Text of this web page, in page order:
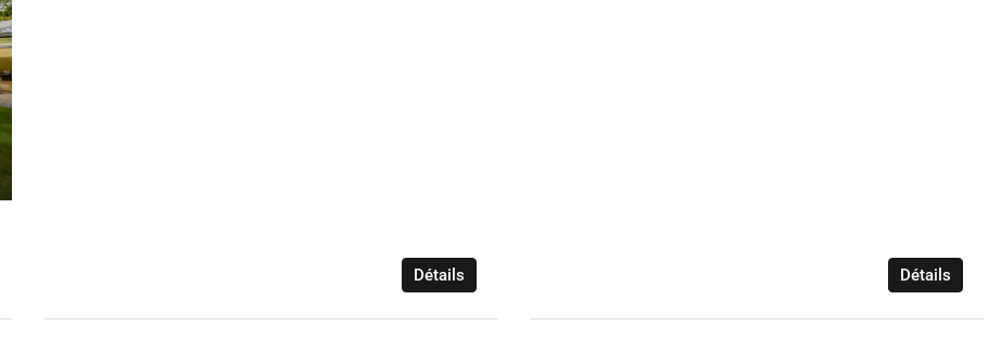
Détails Détails